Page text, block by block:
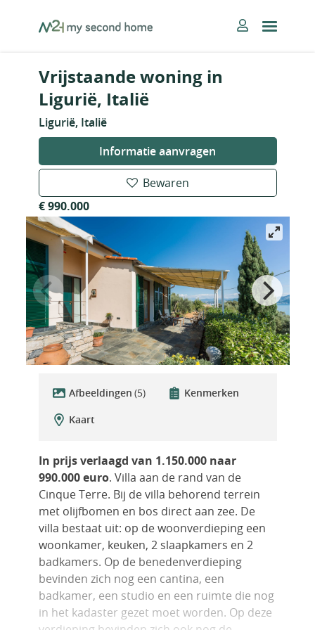
MySecondHome
Vrijstaande woning in
Ligurië, Italië
Ligurië, Italië
Informatie aanvragen
Bewaren
€ 990.000
Afbeeldingen (5)
Kenmerken
Kaart
In prijs verlaagd van 1.150.000 naar
990.000 euro. Villa aan de rand van de
Cinque Terre. Bij de villa behorend terrein
met olijfbomen en bos direct aan zee. De
villa bestaat uit: op de woonverdieping een
woonkamer, keuken, 2 slaapkamers en 2
badkamers. Op de benedenverdieping
bevinden zich nog een cantina, een
badkamer, een studio en een ruimte die nog
in het kadaster gezet moet worden. Op deze